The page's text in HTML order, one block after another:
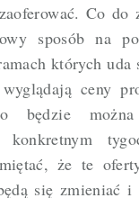
Co do
sposób na
których uda
ceny
będzie
że te
się zmieniać i